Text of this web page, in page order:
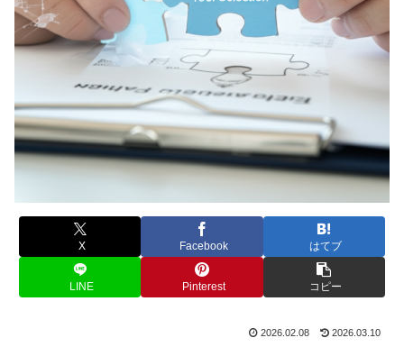
X Facebook はてブ
LINE Pinterest コピー
2026.02.08 2026.03.10